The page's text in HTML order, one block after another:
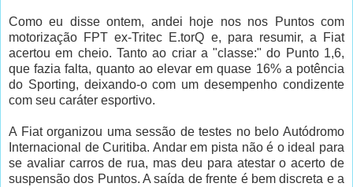
Como eu disse ontem, andei hoje nos nos Puntos com
motorização FPT ex-Tritec E.torQ e, para resumir, a Fiat
acertou em cheio. Tanto ao criar a "classe:" do Punto 1,6,
que fazia falta, quanto ao elevar em quase 16% a potência
do Sporting, deixando-o com um desempenho condizente
com seu caráter esportivo.
A Fiat organizou uma sessão de testes no belo Autódromo
Internacional de Curitiba. Andar em pista não é o ideal para
se avaliar carros de rua, mas deu para atestar o acerto de
suspensão dos Puntos. A saída de frente é bem discreta e a